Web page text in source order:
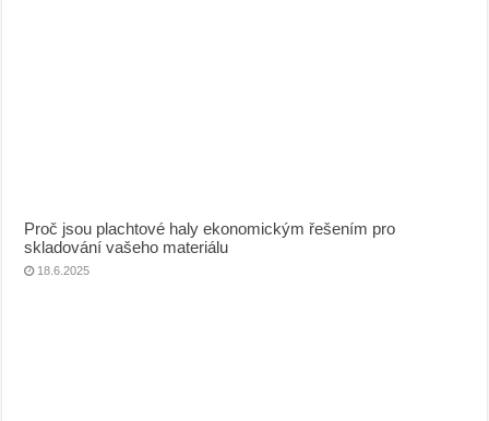
Proč jsou plachtové haly ekonomickým řešením pro
skladování vašeho materiálu
18.6.2025